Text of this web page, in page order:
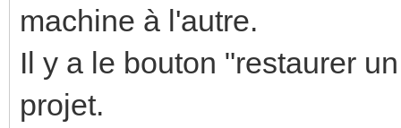
machine à l'autre.
Il y a le bouton "restaurer
projet.